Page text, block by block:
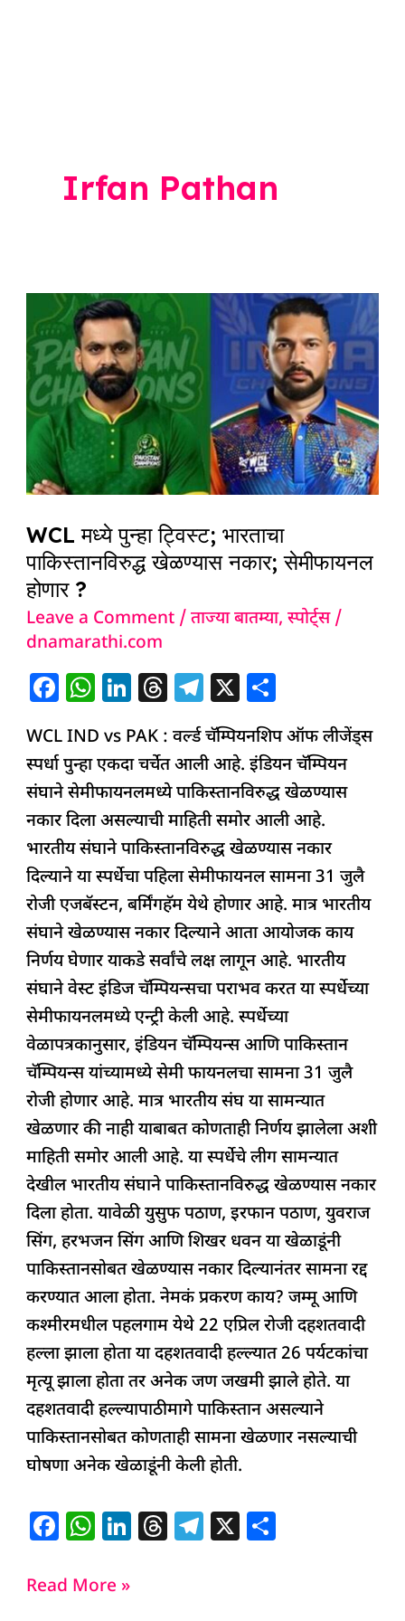
Irfan Pathan
WCL मध्ये पुन्हा ट्विस्ट; भारताचा
पाकिस्तानविरुद्ध खेळण्यास नकार; सेमीफायनल
होणार ?
Leave a Comment /ताज्या बातम्या,स्पोर्ट्स/
dnamarathi.com
F
c
e
b
o
o
k
W
at
s
A
p
p
Li
k
e
dI
n
T
re
a
d
s
T
el
e
g
ra
m
X
ar
e
WCL IND vs PAK : वर्ल्ड चॅम्पियनशिप ऑफ लीजेंड्स
स्पर्धा पुन्हा एकदा चर्चेत आली आहे. इंडियन चॅम्पियन
संघाने सेमीफायनलमध्ये पाकिस्तानविरुद्ध खेळण्यास
नकार दिला असल्याची माहिती समोर आली आहे.
भारतीय संघाने पाकिस्तानविरुद्ध खेळण्यास नकार
दिल्याने या स्पर्धेचा पहिला सेमीफायनल सामना 31 जुलै
रोजी एजबॅस्टन, बर्मिंगहॅम येथे होणार आहे. मात्र भारतीय
संघाने खेळण्यास नकार दिल्याने आता आयोजक काय
निर्णय घेणार याकडे सर्वांचे लक्ष लागून आहे. भारतीय
संघाने वेस्ट इंडिज चॅम्पियन्सचा पराभव करत या स्पर्धेच्या
सेमीफायनलमध्ये एन्ट्री केली आहे. स्पर्धेच्या
वेळापत्रकानुसार, इंडियन चॅम्पियन्स आणि पाकिस्तान
चॅम्पियन्स यांच्यामध्ये सेमी फायनलचा सामना 31 जुलै
रोजी होणार आहे. मात्र भारतीय संघ या सामन्यात
खेळणार की नाही याबाबत कोणताही निर्णय झालेला अशी
माहिती समोर आली आहे. या स्पर्धेचे लीग सामन्यात
देखील भारतीय संघाने पाकिस्तानविरुद्ध खेळण्यास नकार
दिला होता. यावेळी युसुफ पठाण, इरफान पठाण, युवराज
सिंग, हरभजन सिंग आणि शिखर धवन या खेळाडूंनी
पाकिस्तानसोबत खेळण्यास नकार दिल्यानंतर सामना रद्द
करण्यात आला होता. नेमकं प्रकरण काय? जम्मू आणि
कश्मीरमधील पहलगाम येथे 22 एप्रिल रोजी दहशतवादी
हल्ला झाला होता या दहशतवादी हल्ल्यात 26 पर्यटकांचा
मृत्यू झाला होता तर अनेक जण जखमी झाले होते. या
दहशतवादी हल्ल्यापाठीमागे पाकिस्तान असल्याने
पाकिस्तानसोबत कोणताही सामना खेळणार नसल्याची
घोषणा अनेक खेळाडूंनी केली होती.
F
c
W
at
Li T T X
WCL
मध्ये
पुन्हा
ट्विस्ट;
भारताचा
पाकिस्तानविरुद्ध
खेळण्यास
नकार;
सेमीफायनल
होणार
?
Read More »